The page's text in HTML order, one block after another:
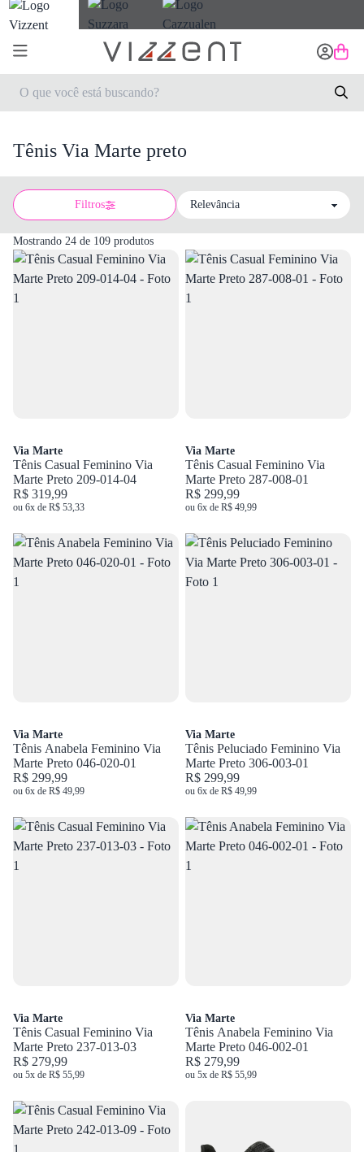
Tênis Via Marte preto
Filtros
Sort by
Mostrando 24 de 109 produtos
Via Marte
Tênis Casual Feminino Via
Marte Preto 209-014-04
R$ 319,99
ou 6x de R$ 53,33
Via Marte
Tênis Casual Feminino Via
Marte Preto 287-008-01
R$ 299,99
ou 6x de R$ 49,99
Via Marte
Tênis Anabela Feminino Via
Marte Preto 046-020-01
R$ 299,99
ou 6x de R$ 49,99
Via Marte
Tênis Peluciado Feminino Via
Marte Preto 306-003-01
R$ 299,99
ou 6x de R$ 49,99
Via Marte
Tênis Casual Feminino Via
Marte Preto 237-013-03
R$ 279,99
ou 5x de R$ 55,99
Via Marte
Tênis Anabela Feminino Via
Marte Preto 046-002-01
R$ 279,99
ou 5x de R$ 55,99